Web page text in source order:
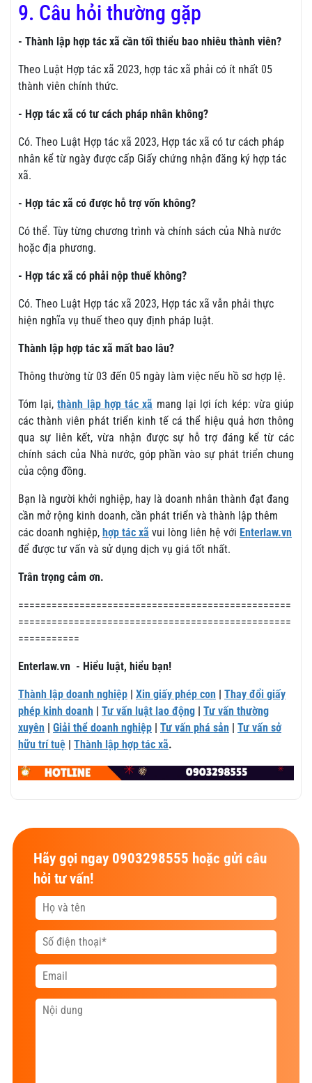
9. Câu hỏi thường gặp
- Thành lập hợp tác xã cần tối thiểu bao nhiêu thành viên?
Theo Luật Hợp tác xã 2023, hợp tác xã phải có ít nhất 05
thành viên chính thức.
- Hợp tác xã có tư cách pháp nhân không?
Có. Theo Luật Hợp tác xã 2023, Hợp tác xã có tư cách pháp
nhân kể từ ngày được cấp Giấy chứng nhận đăng ký hợp tác
xã.
- Hợp tác xã có được hỗ trợ vốn không?
Có thể. Tùy từng chương trình và chính sách của Nhà nước
hoặc địa phương.
- Hợp tác xã có phải nộp thuế không?
Có. Theo Luật Hợp tác xã 2023, Hợp tác xã vẫn phải thực
hiện nghĩa vụ thuế theo quy định pháp luật.
Thành lập hợp tác xã mất bao lâu?
Thông thường từ 03 đến 05 ngày làm việc nếu hồ sơ hợp lệ.
Tóm lại,thành lập hợp tác xã mang lại lợi ích kép: vừa giúp
các thành viên phát triển kinh tế cá thể hiệu quả hơn thông
qua sự liên kết, vừa nhận được sự hỗ trợ đáng kể từ các
chính sách của Nhà nước, góp phần vào sự phát triển chung
của cộng đồng.
Bạn là người khởi nghiệp, hay là doanh nhân thành đạt đang
cần mở rộng kinh doanh, cần phát triển và thành lập thêm
các doanh nghiệp, hợp tác xã vui lòng liên hệ với Enterlaw.vn
để được tư vấn và sử dụng dịch vụ giá tốt nhất.
Trân trọng cảm ơn.
=================================================
=================================================
===========
Enterlaw.vn - Hiểu luật, hiểu bạn!
Thành lập doanh nghiệp | Xin giấy phép con | Thay đổi giấy
phép kinh doanh | Tư vấn luật lao động | Tư vấn thường
xuyên | Giải thể doanh nghiệp | Tư vấn phá sản | Tư vấn sở
hữu trí tuệ | Thành lập hợp tác xã.
Hãy gọi ngay 0903298555 hoặc gửi câu
hỏi tư vấn!